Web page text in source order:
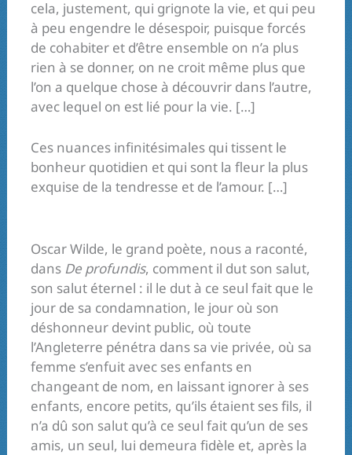
cela, justement, qui grignote la vie, et qui peu
à peu engendre le désespoir, puisque forcés
de cohabiter et d’être ensemble on n’a plus
rien à se donner, on ne croit même plus que
l’on a quelque chose à découvrir dans l’autre,
avec lequel on est lié pour la vie. […]
Ces nuances infinitésimales qui tissent le
bonheur quotidien et qui sont la fleur la plus
exquise de la tendresse et de l’amour. […]
Oscar Wilde, le grand poète, nous a raconté,
dans De profundis, comment il dut son salut,
son salut éternel : il le dut à ce seul fait que le
jour de sa condamnation, le jour où son
déshonneur devint public, où toute
l’Angleterre pénétra dans sa vie privée, où sa
femme s’enfuit avec ses enfants en
changeant de nom, en laissant ignorer à ses
enfants, encore petits, qu’ils étaient ses fils, il
n’a dû son salut qu’à ce seul fait qu’un de ses
amis, un seul, lui demeura fidèle et, après la